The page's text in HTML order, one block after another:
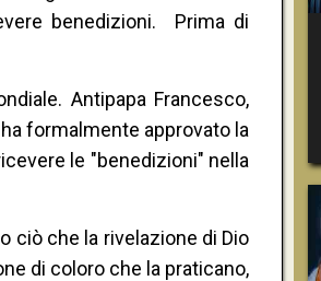
benedizioni. Prima di
Antipapa Francesco,
formalmente approvato la
le "benedizioni" nella
ciò che la rivelazione di Dio
di coloro che la praticano,